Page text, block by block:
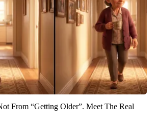
From “Getting Older”. Meet The Real